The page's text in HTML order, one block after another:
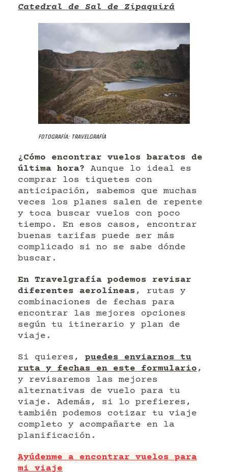
Catedral de Sal de Zipaquirá
Fotografía: Travelgrafía
¿Cómo encontrar vuelos baratos de
última hora? Aunque lo ideal es
comprar los tiquetes con
anticipación, sabemos que muchas
veces los planes salen de repente
y toca buscar vuelos con poco
tiempo. En esos casos, encontrar
buenas tarifas puede ser más
complicado si no se sabe dónde
buscar.
En Travelgrafía podemos revisar
diferentes aerolíneas , rutas y
combinaciones de fechas para
encontrar las mejores opciones
según tu itinerario y plan de
viaje.
Si quieres, puedes enviarnos tu
ruta y fechas en este formulario,
y revisaremos las mejores
alternativas de vuelo para tu
viaje. Además, si lo prefieres,
también podemos cotizar tu viaje
completo y acompañarte en la
planificación.
Ayúdenme a encontrar vuelos para
mi viaje